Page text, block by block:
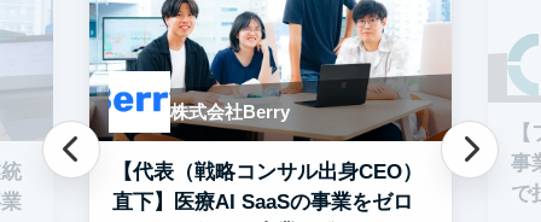
株式会社Berry
【代表（戦略コンサル出身CEO）
直下】医療AI SaaSの事業をゼロ
事
で